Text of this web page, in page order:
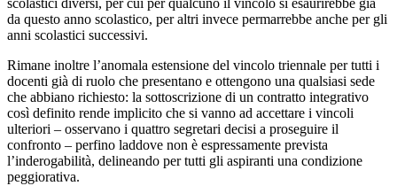
scolastici diversi, per cui per qualcuno il vincolo si esaurirebbe già
da questo anno scolastico, per altri invece permarrebbe anche per gli
anni scolastici successivi.
Rimane inoltre l’anomala estensione del vincolo triennale per tutti i
docenti già di ruolo che presentano e ottengono una qualsiasi sede
che abbiano richiesto: la sottoscrizione di un contratto integrativo
così definito rende implicito che si vanno ad accettare i vincoli
ulteriori – osservano i quattro segretari decisi a proseguire il
confronto – perfino laddove non è espressamente prevista
l’inderogabilità, delineando per tutti gli aspiranti una condizione
peggiorativa.